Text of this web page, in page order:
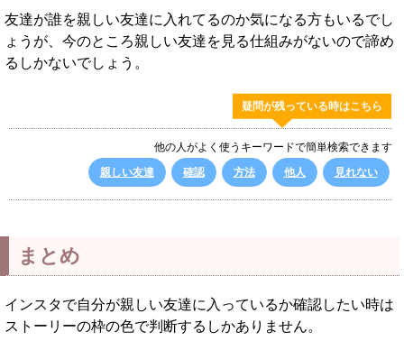
友達が誰を親しい友達に入れてるのか気になる方もいるでし
ょうが、今のところ親しい友達を見る仕組みがないので諦め
るしかないでしょう。
疑問が残っている時はこちら
他の人がよく使うキーワードで簡単検索できます
親しい友達
確認 方法 他人 見れない
まとめ
インスタで自分が親しい友達に入っているか確認したい時は
ストーリーの枠の色で判断するしかありません。